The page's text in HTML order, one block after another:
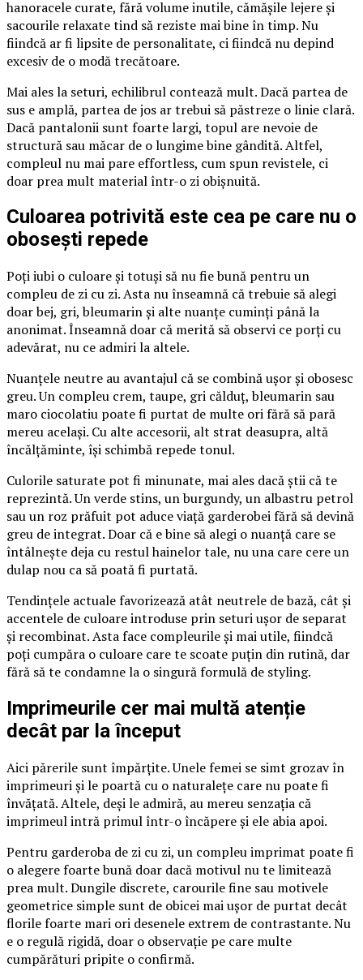
hanoracele curate, fără volume inutile, cămășile lejere și
sacourile relaxate tind să reziste mai bine în timp. Nu
fiindcă ar fi lipsite de personalitate, ci fiindcă nu depind
excesiv de o modă trecătoare.
Mai ales la seturi, echilibrul contează mult. Dacă partea de
sus e amplă, partea de jos ar trebui să păstreze o linie clară.
Dacă pantalonii sunt foarte largi, topul are nevoie de
structură sau măcar de o lungime bine gândită. Altfel,
compleul nu mai pare effortless, cum spun revistele, ci
doar prea mult material într-o zi obișnuită.
Culoarea potrivită este cea pe care nu o
obosești repede
Poți iubi o culoare și totuși să nu fie bună pentru un
compleu de zi cu zi. Asta nu înseamnă că trebuie să alegi
doar bej, gri, bleumarin și alte nuanțe cuminți până la
anonimat. Înseamnă doar că merită să observi ce porți cu
adevărat, nu ce admiri la altele.
Nuanțele neutre au avantajul că se combină ușor și obosesc
greu. Un compleu crem, taupe, gri călduț, bleumarin sau
maro ciocolatiu poate fi purtat de multe ori fără să pară
mereu același. Cu alte accesorii, alt strat deasupra, altă
încălțăminte, își schimbă repede tonul.
Culorile saturate pot fi minunate, mai ales dacă știi că te
reprezintă. Un verde stins, un burgundy, un albastru petrol
sau un roz prăfuit pot aduce viață garderobei fără să devină
greu de integrat. Doar că e bine să alegi o nuanță care se
întâlnește deja cu restul hainelor tale, nu una care cere un
dulap nou ca să poată fi purtată.
Tendințele actuale favorizează atât neutrele de bază, cât și
accentele de culoare introduse prin seturi ușor de separat
și recombinat. Asta face compleurile și mai utile, fiindcă
poți cumpăra o culoare care te scoate puțin din rutină, dar
fără să te condamne la o singură formulă de styling.
Imprimeurile cer mai multă atenție
decât par la început
Aici părerile sunt împărțite. Unele femei se simt grozav în
imprimeuri și le poartă cu o naturalețe care nu poate fi
învățată. Altele, deși le admiră, au mereu senzația că
imprimeul intră primul într-o încăpere și ele abia apoi.
Pentru garderoba de zi cu zi, un compleu imprimat poate fi
o alegere foarte bună doar dacă motivul nu te limitează
prea mult. Dungile discrete, carourile fine sau motivele
geometrice simple sunt de obicei mai ușor de purtat decât
florile foarte mari ori desenele extrem de contrastante. Nu
e o regulă rigidă, doar o observație pe care multe
cumpărături pripite o confirmă.